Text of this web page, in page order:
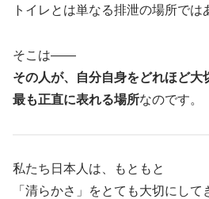
トイレとは単なる排泄の場所では
そこは――
その人が、自分自身をどれほど大
最も正直に表れる場所なのです。
私たち日本人は、もともと
「清らかさ」をとても大切にして